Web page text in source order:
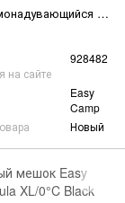
Коврик самонадувающийся Easy Camp Self-inflating Siesta Mat Double 5 cm Grey (300058)
на сайте
928482
Easy
Camp
Новый